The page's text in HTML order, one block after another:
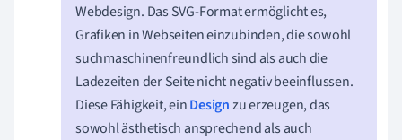
Webdesign. Das SVG-Format ermöglicht es,
Grafiken in Webseiten einzubinden, die sowohl
suchmaschinenfreundlich sind als auch die
Ladezeiten der Seite nicht negativ beeinflussen.
Diese Fähigkeit, einDesignzu erzeugen, das
sowohl ästhetisch ansprechend als auch